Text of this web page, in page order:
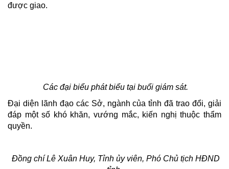
được giao.
Các đại biểu phát biểu tại buổi giám sát.
Đại diện lãnh đạo các Sở, ngành của tỉnh đã trao đổi, giải
đáp một số khó khăn, vướng mắc, kiến nghị thuộc thẩm
quyền.
Đồng chí Lê Xuân Huy, Tỉnh ủy viên, Phó Chủ tịch HĐND